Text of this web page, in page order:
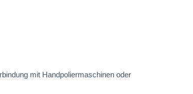
mit Handpoliermaschinen oder